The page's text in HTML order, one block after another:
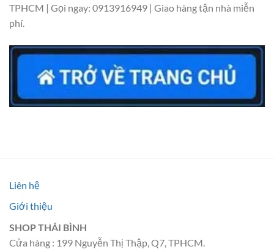
TPHCM | Gọi ngay: 0913916949 | Giao hàng tận nhà miễn
phí.
Liên hệ
Giới thiệu
SHOP THÁI BÌNH
Cửa hàng : 199 Nguyễn Thị Thập, Q7, TPHCM.